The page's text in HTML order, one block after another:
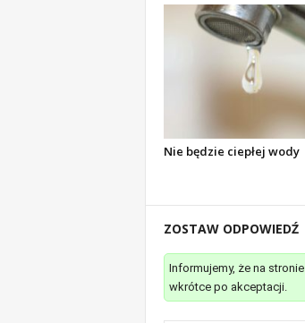
Nie będzie ciepłej wody
ZOSTAW ODPOWIEDŹ
Informujemy, że na stronie
wkrótce po akceptacji.